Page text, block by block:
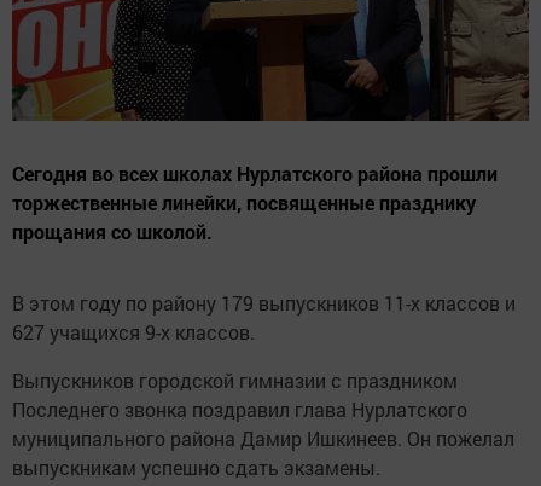
Сегодня во всех школах Нурлатского района прошли
торжественные линейки, посвященные празднику
прощания со школой.
В этом году по району 179 выпускников 11-х классов и
627 учащихся 9-х классов.
Выпускников городской гимназии с праздником
Последнего звонка поздравил глава Нурлатского
муниципального района Дамир Ишкинеев. Он пожелал
выпускникам успешно сдать экзамены.